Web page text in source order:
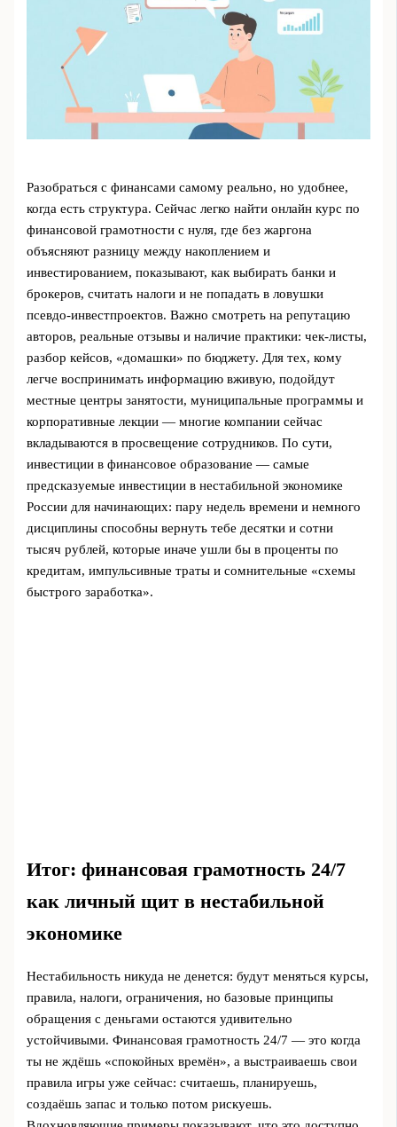
Разобраться с финансами самому реально, но удобнее,
когда есть структура. Сейчас легко найти онлайн курс по
финансовой грамотности с нуля, где без жаргона
объясняют разницу между накоплением и
инвестированием, показывают, как выбирать банки и
брокеров, считать налоги и не попадать в ловушки
псевдо-инвестпроектов. Важно смотреть на репутацию
авторов, реальные отзывы и наличие практики: чек-листы,
разбор кейсов, «домашки» по бюджету. Для тех, кому
легче воспринимать информацию вживую, подойдут
местные центры занятости, муниципальные программы и
корпоративные лекции — многие компании сейчас
вкладываются в просвещение сотрудников. По сути,
инвестиции в финансовое образование — самые
предсказуемые инвестиции в нестабильной экономике
России для начинающих: пару недель времени и немного
дисциплины способны вернуть тебе десятки и сотни
тысяч рублей, которые иначе ушли бы в проценты по
кредитам, импульсивные траты и сомнительные «схемы
быстрого заработка».
Итог: финансовая грамотность 24/7
как личный щит в нестабильной
экономике
Нестабильность никуда не денется: будут меняться курсы,
правила, налоги, ограничения, но базовые принципы
обращения с деньгами остаются удивительно
устойчивыми. Финансовая грамотность 24/7 — это когда
ты не ждёшь «спокойных времён», а выстраиваешь свои
правила игры уже сейчас: считаешь, планируешь,
создаёшь запас и только потом рискуешь.